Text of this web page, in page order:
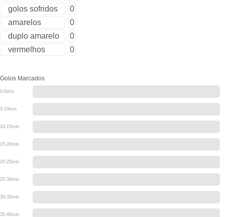
golos sofridos
0
amarelos
0
duplo amarelo
0
vermelhos
0
Golos Marcados
0-5min
5-10min
10-15min
15-20min
20-25min
25-30min
30-35min
35-40min